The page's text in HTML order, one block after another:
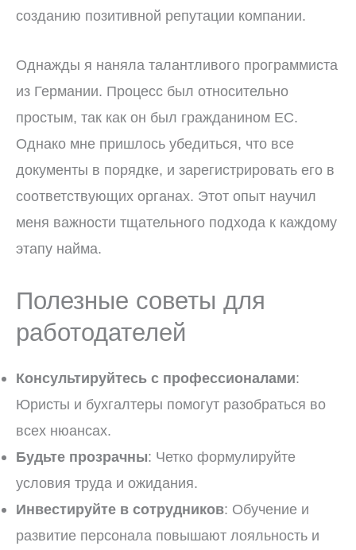
созданию позитивной репутации компании.
Однажды я наняла талантливого программиста
из Германии. Процесс был относительно
простым, так как он был гражданином ЕС.
Однако мне пришлось убедиться, что все
документы в порядке, и зарегистрировать его в
соответствующих органах. Этот опыт научил
меня важности тщательного подхода к каждому
этапу найма.
Полезные советы для
работодателей
Консультируйтесь с профессионалами:
Юристы и бухгалтеры помогут разобраться во
всех нюансах.
Будьте прозрачны: Четко формулируйте
условия труда и ожидания.
Инвестируйте в сотрудников: Обучение и
развитие персонала повышают лояльность и